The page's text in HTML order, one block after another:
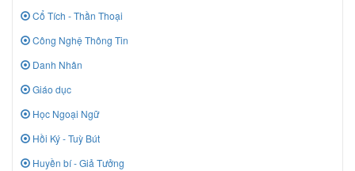
Cổ Tích - Thần Thoại
Công Nghệ Thông Tin
Danh Nhân
Giáo dục
Học Ngoại Ngữ
Hồi Ký - Tuỳ Bút
Huyền bí - Giả Tưởng